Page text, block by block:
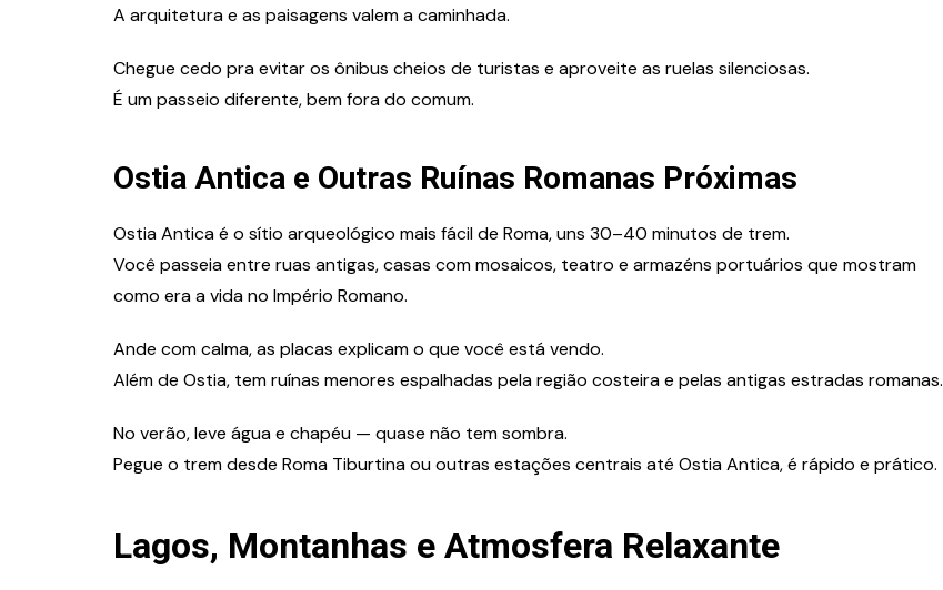
A arquitetura e as paisagens valem a caminhada.
Chegue cedo pra evitar os ônibus cheios de turistas e aproveite as ruelas silenciosas.
É um passeio diferente, bem fora do comum.
Ostia Antica e Outras Ruínas Romanas Próximas
Ostia Antica é o sítio arqueológico mais fácil de Roma, uns 30–40 minutos de trem.
Você passeia entre ruas antigas, casas com mosaicos, teatro e armazéns portuários que mostram
como era a vida no Império Romano.
Ande com calma, as placas explicam o que você está vendo.
Além de Ostia, tem ruínas menores espalhadas pela região costeira e pelas antigas estradas romanas.
No verão, leve água e chapéu — quase não tem sombra.
Pegue o trem desde Roma Tiburtina ou outras estações centrais até Ostia Antica, é rápido e prático.
Lagos, Montanhas e Atmosfera Relaxante